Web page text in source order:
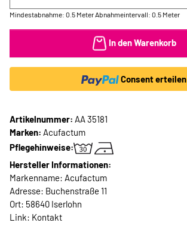
Mindestabnahme: 0.5 Meter Abnahmeintervall: 0.5 Meter
In den Warenkorb
Consent erteilen
Artikelnummer: AA 35181
Marken: Acufactum
Pflegehinweise:
Hersteller Informationen:
Markenname: Acufactum
Adresse: Buchenstraße 11
Ort: 58640 Iserlohn
Link: Kontakt